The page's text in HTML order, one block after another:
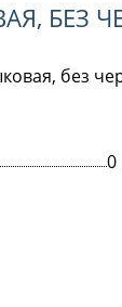
БЕЗ
0